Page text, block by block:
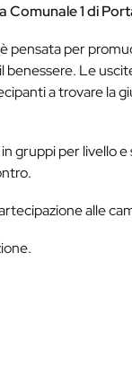
Comunale 1 di
pensata per
Le
a trovare la
gruppi per livello
alle